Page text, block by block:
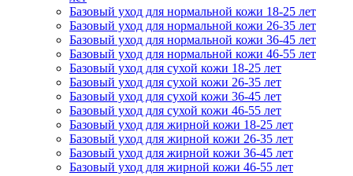
Базовый уход для нормальной кожи 18-25 лет
Базовый уход для нормальной кожи 26-35 лет
Базовый уход для нормальной кожи 36-45 лет
Базовый уход для нормальной кожи 46-55 лет
Базовый уход для сухой кожи 18-25 лет
Базовый уход для сухой кожи 26-35 лет
Базовый уход для сухой кожи 36-45 лет
Базовый уход для сухой кожи 46-55 лет
Базовый уход для жирной кожи 18-25 лет
Базовый уход для жирной кожи 26-35 лет
Базовый уход для жирной кожи 36-45 лет
Базовый уход для жирной кожи 46-55 лет